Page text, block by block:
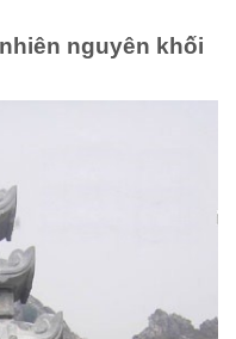
nguyên khối